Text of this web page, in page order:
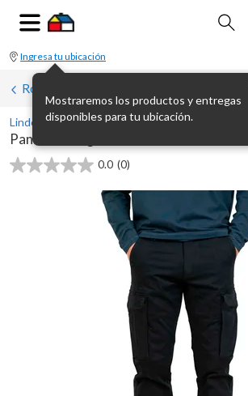
Ingresa tu ubicación
Mostraremos los productos y entregas
disponibles para tu ubicación.
Ropa de trabajo
Linder
Pantalón cargo azul marino T03
0.0 (0)
0.0